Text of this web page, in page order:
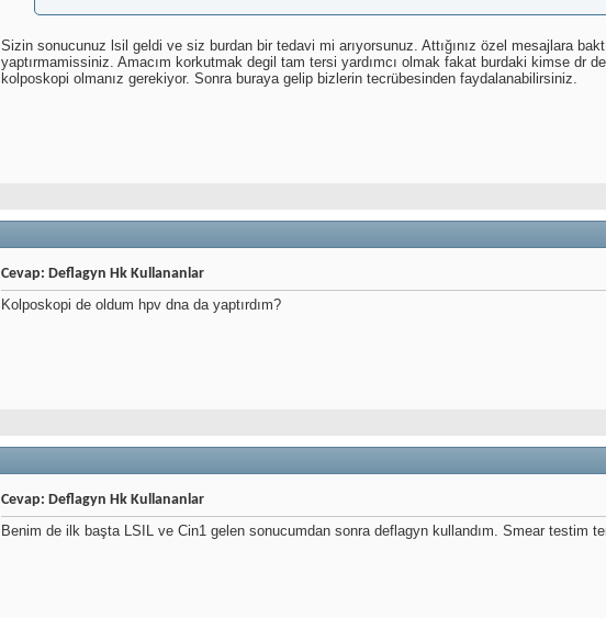
Sizin sonucunuz lsil geldi ve siz burdan bir tedavi mi arıyorsunuz. Attığınız özel mesajlara
yaptırmamissiniz. Amacım korkutmak degil tam tersi yardımcı olmak fakat burdaki kimse dr
kolposkopi olmanız gerekiyor. Sonra buraya gelip bizlerin tecrübesinden faydalanabilirsiniz.
Cevap: Deflagyn Hk Kullananlar
Kolposkopi de oldum hpv dna da yaptırdım?
Cevap: Deflagyn Hk Kullananlar
Benim de ilk başta LSIL ve Cin1 gelen sonucumdan sonra deflagyn kullandım. Smear testim